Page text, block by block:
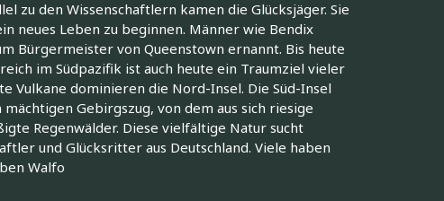
zu den Wissenschaftlern kamen die Glücksjäger. Sie
neues Leben zu beginnen. Männer wie Bendix
Bürgermeister von Queenstown ernannt. Bis heute
im Südpazifik ist auch heute ein Traumziel vieler
Vulkane dominieren die Nord-Insel. Die Süd-Insel
Gebirgszug, von dem aus sich riesige
Regenwälder. Diese vielfältige Natur sucht
und Glücksritter aus Deutschland. Viele haben
Walfo